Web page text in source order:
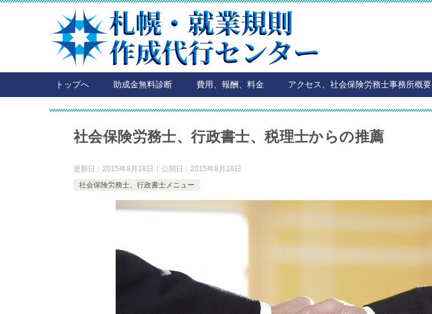
トップへ 助成金無料診断 費用、報酬、料金 アクセス、社会保険労務士事務所概要
社会保険労務士、行政書士、税理士からの推薦
更新日： 2015年8月18日 公開日： 2015年8月16日
社会保険労務士、行政書士メニュー